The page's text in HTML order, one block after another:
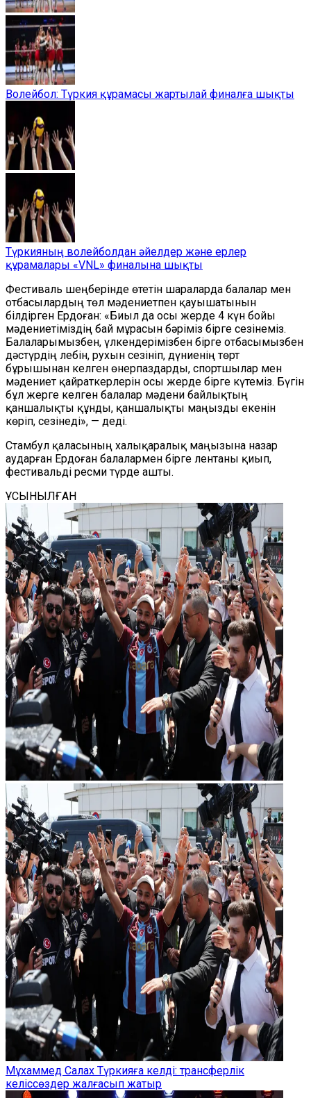
Волейбол: Түркия құрамасы жартылай финалға шықты
Түркияның волейболдан әйелдер және ерлер
құрамалары «VNL» финалына шықты
Фестиваль шеңберінде өтетін шараларда балалар мен
отбасылардың төл мәдениетпен қауышатынын
білдірген Ердоған: «Биыл да осы жерде 4 күн бойы
мәдениетіміздің бай мұрасын бәріміз бірге сезінеміз.
Балаларымызбен, үлкендерімізбен бірге отбасымызбен
дәстүрдің лебін, рухын сезініп, дүниенің төрт
бұрышынан келген өнерпаздарды, спортшылар мен
мәдениет қайраткерлерін осы жерде бірге күтеміз. Бүгін
бұл жерге келген балалар мәдени байлықтың
қаншалықты құнды, қаншалықты маңызды екенін
көріп, сезінеді», — деді.
Стамбул қаласының халықаралық маңызына назар
аударған Ердоған балалармен бірге лентаны қиып,
фестивальді ресми түрде ашты.
ҰСЫНЫЛҒАН
Мұхаммед Салах Түркияға келді: трансферлік
келіссөздер жалғасып жатыр